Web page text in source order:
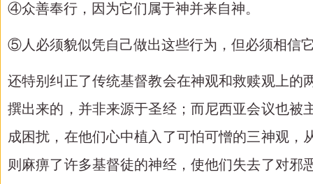
④众善奉行，因为它们属于神并来自神。
⑤人必须貌似凭自己做出这些行为，但必须相信
还特别纠正了传统基督教会在神观和救赎观上的
撰出来的，并非来源于圣经；而尼西亚会议也被
成困扰，在他们心中植入了可怕可憎的三神观
则麻痹了许多基督徒的神经，使他们失去了对